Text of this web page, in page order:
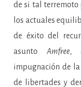
de si tal
los actuales
de éxito del
asunto Amfree,
impugnación de
de libertades y